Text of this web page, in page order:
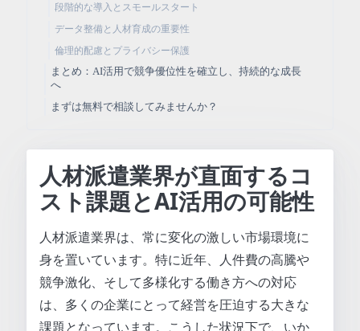
段階的な導入とスモールスタート
データ整備と人材育成の重要性
倫理的配慮とプライバシー保護
まとめ：AI活用で競争優位性を確立し、持続的な成長
へ
まずは無料で相談してみませんか？
人材派遣業界が直面するコ
スト課題とAI活用の可能性
人材派遣業界は、常に変化の激しい市場環境に
身を置いています。特に近年、人件費の高騰や
競争激化、そして多様化する働き方への対応
は、多くの企業にとって経営を圧迫する大きな
課題となっています。こうした状況下で、いか